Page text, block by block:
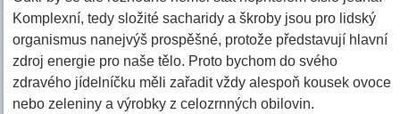
Komplexní, tedy složité sacharidy a škroby jsou pro lidský
organismus nanejvýš prospěšné, protože představují hlavní
zdroj energie pro naše tělo. Proto bychom do svého
zdravého jídelníčku měli zařadit vždy alespoň kousek ovoce
nebo zeleniny a výrobky z celozrnných obilovin.